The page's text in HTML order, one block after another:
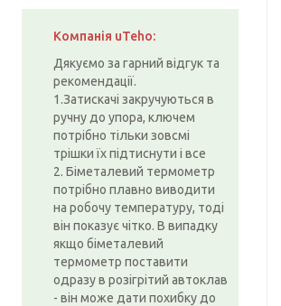
Компанія uTeho:
Дякуємо за гарний відгук та
рекомендації.
1.Затискачі закручуються в
ручну до упора, ключем
потрібно тільки зовсмі
трішки їх підтиснути і все
2. Біметалевий термометр
потрібно плавно виводити
на робочу температуру, тоді
він показує чітко. В випадку
якщо біметалевий
термометр поставити
одразу в розігрітий автоклав
- він може дати похибку до